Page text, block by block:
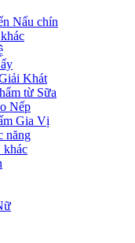
Nấu chín
Khát
từ Sữa
Nếp
Gia Vị
năng
khác